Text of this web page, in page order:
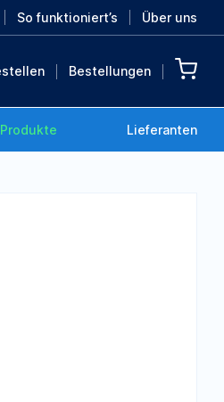
So funktioniert’s Über uns
Bestellungen
Lieferanten